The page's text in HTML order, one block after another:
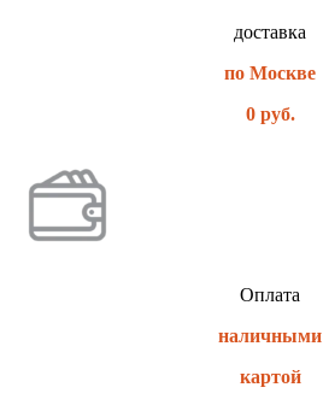
доставка
по Москве
0 руб.
Оплата
наличными
картой